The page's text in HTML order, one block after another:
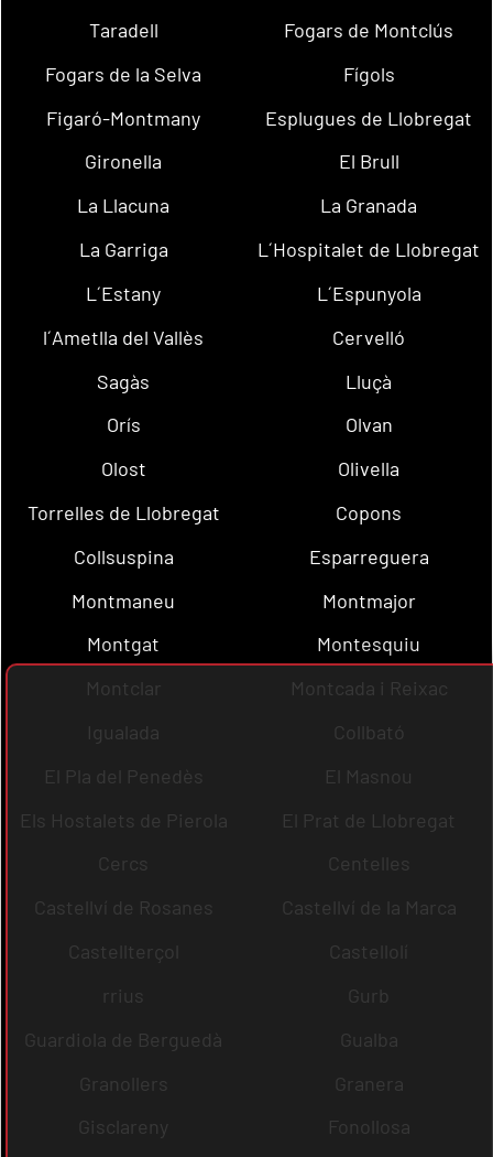
Taradell
Fogars de Montclús
Fogars de la Selva
Fígols
Figaró-Montmany
Esplugues de Llobregat
Gironella
El Brull
La Llacuna
La Granada
La Garriga
L´Hospitalet de Llobregat
L´Estany
L´Espunyola
l´Ametlla del Vallès
Cervelló
Sagàs
Lluçà
Orís
Olvan
Olost
Olivella
Torrelles de Llobregat
Copons
Collsuspina
Esparreguera
Montmaneu
Montmajor
Montgat
Montesquiu
Montclar
Montcada i Reixac
Igualada
Collbató
El Pla del Penedès
El Masnou
Els Hostalets de Pierola
El Prat de Llobregat
Cercs
Centelles
Castellví de Rosanes
Castellví de la Marca
Castellterçol
Castellolí
rrius
Gurb
Guardiola de Berguedà
Gualba
Granollers
Granera
Gisclareny
Fonollosa